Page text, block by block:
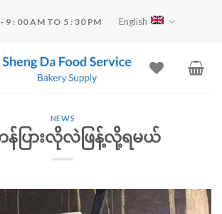
9 : 00 AM TO 5 : 30 PM English
NEWS
န်ပြားလိုလဲဖြန့်လို့ရမယ်